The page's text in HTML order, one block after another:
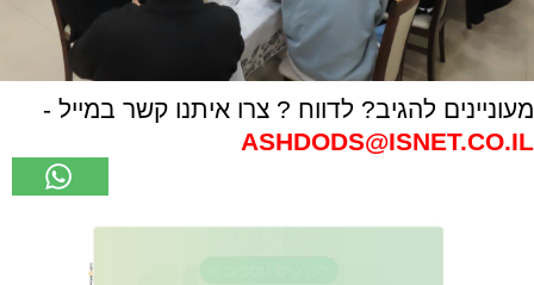
מעוניינים להגיב? לדווח ? צרו איתנו קשר במייל -
ASHDODS@ISNET.CO.IL